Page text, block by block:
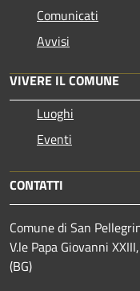
Comunicati
Avvisi
VIVERE IL COMUNE
Luoghi
Eventi
CONTATTI
Comune di San
V.le Papa Giovanni
(BG)